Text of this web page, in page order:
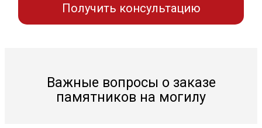
Получить консультацию
Важные вопросы о заказе
памятников на могилу